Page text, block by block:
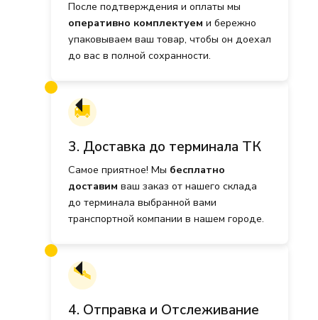
После подтверждения и оплаты мы
оперативно комплектуем и бережно
упаковываем ваш товар, чтобы он доехал
до вас в полной сохранности.
🚚
3. Доставка до терминала ТК
Самое приятное! Мы бесплатно
доставим ваш заказ от нашего склада
до терминала выбранной вами
транспортной компании в нашем городе.
🛰️
4. Отправка и Отслеживание